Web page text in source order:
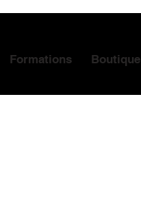
Formations Boutique